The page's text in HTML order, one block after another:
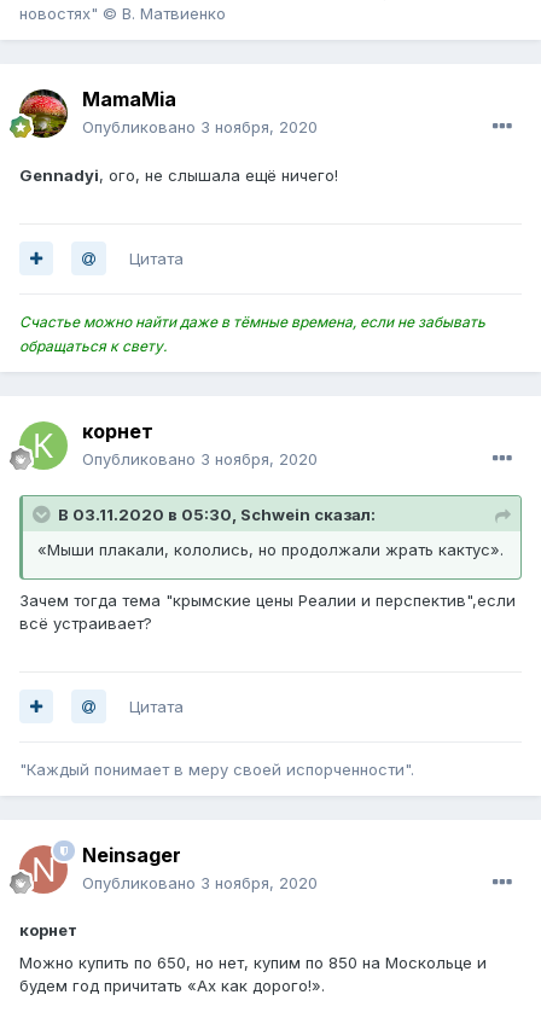
новостях" © В. Матвиенко
MamaMia
Опубликовано 3 ноября, 2020
Gennadyi, ого, не слышала ещё ничего!
Цитата
Счастье можно найти даже в тёмные времена, если не забывать
обращаться к свету.
корнет
Опубликовано 3 ноября, 2020
В 03.11.2020 в 05:30, Schwein сказал:
«Мыши плакали, кололись, но продолжали жрать кактус».
Зачем тогда тема "крымские цены Реалии и перспектив",если
всё устраивает?
Цитата
"Каждый понимает в меру своей испорченности".
Neinsager
Опубликовано 3 ноября, 2020
корнет
Можно купить по 650, но нет, купим по 850 на Москольце и
будем год причитать «Ах как дорого!».